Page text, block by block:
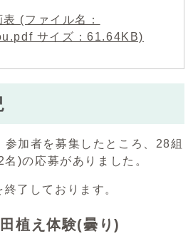
(ファイル名：
サイズ：61.64KB)
加者を募集したところ、28組
)の応募がありました。
了しております。
植え体験(曇り)